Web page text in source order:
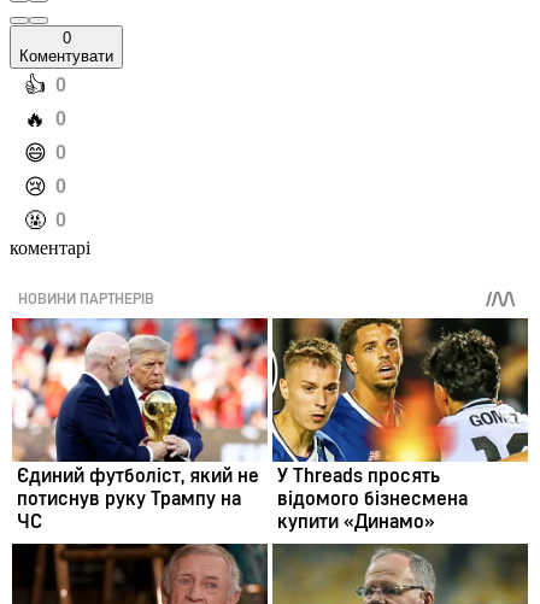
0
Коментувати
️👍 0
️🔥 0
️😄 0
️😢 0
️🤬 0
коментарі